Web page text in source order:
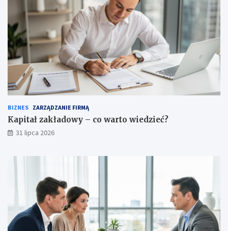
BIZNES ZARZĄDZANIE FIRMĄ
Kapitał zakładowy – co warto wiedzieć?
31 lipca 2026